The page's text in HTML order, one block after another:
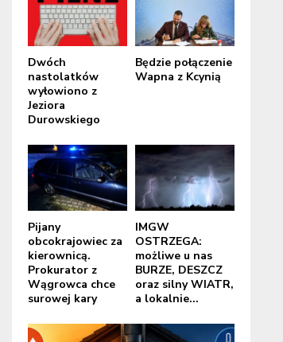
Dwóch
nastolatków
wyłowiono z
Jeziora
Durowskiego
Będzie połączenie
Wapna z Kcynią
Pijany
obcokrajowiec za
kierownicą.
Prokurator z
Wągrowca chce
surowej kary
IMGW
OSTRZEGA:
możliwe u nas
BURZE, DESZCZ
oraz silny WIATR,
a lokalnie...